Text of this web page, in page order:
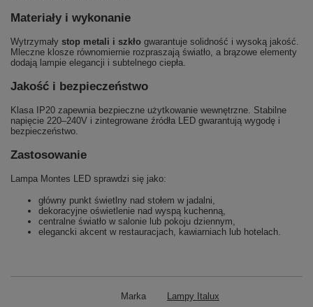
Materiały i wykonanie
Wytrzymały stop metali i szkło gwarantuje solidność i wysoką jakość.
Mleczne klosze równomiernie rozpraszają światło, a brązowe elementy
dodają lampie elegancji i subtelnego ciepła.
Jakość i bezpieczeństwo
Klasa IP20 zapewnia bezpieczne użytkowanie wewnętrzne. Stabilne
napięcie 220–240V i zintegrowane źródła LED gwarantują wygodę i
bezpieczeństwo.
Zastosowanie
Lampa Montes LED sprawdzi się jako:
główny punkt świetlny nad stołem w jadalni,
dekoracyjne oświetlenie nad wyspą kuchenną,
centralne światło w salonie lub pokoju dziennym,
elegancki akcent w restauracjach, kawiarniach lub hotelach.
Marka Lampy Italux